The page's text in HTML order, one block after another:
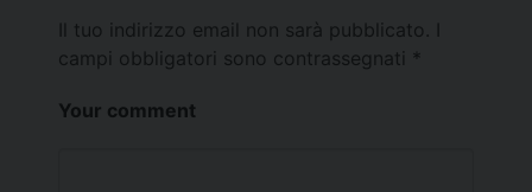
Il tuo indirizzo email non sarà pubblicato.
campi obbligatori sono contrassegnati *
Your comment